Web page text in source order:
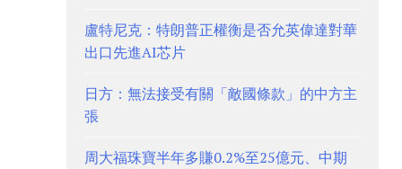
盧特尼克：特朗普正權衡是否允英偉達對華
出口先進AI芯片
日方：無法接受有關「敵國條款」的中方主
張
周大福珠寶半年多賺0.2%至25億元、中期